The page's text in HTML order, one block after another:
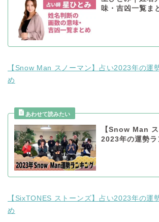
味・吉凶一覧ま
【Snow Man スノーマン】占い2023年の運
め
【Snow Man
2023年の運勢ラ
【SixTONES ストーンズ】占い2023年の運
め